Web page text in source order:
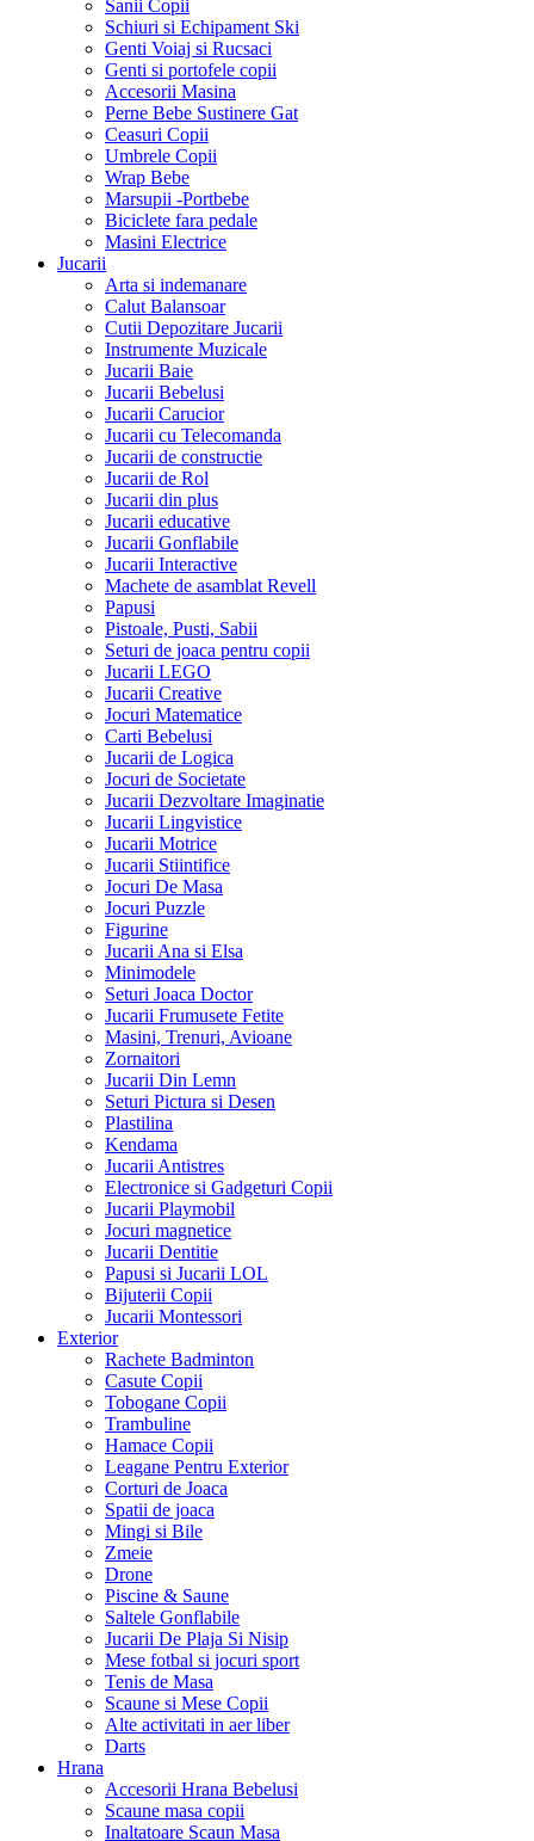
Sanii Copii
Schiuri si Echipament Ski
Genti Voiaj si Rucsaci
Genti si portofele copii
Accesorii Masina
Perne Bebe Sustinere Gat
Ceasuri Copii
Umbrele Copii
Wrap Bebe
Marsupii -Portbebe
Biciclete fara pedale
Masini Electrice
Jucarii
Arta si indemanare
Calut Balansoar
Cutii Depozitare Jucarii
Instrumente Muzicale
Jucarii Baie
Jucarii Bebelusi
Jucarii Carucior
Jucarii cu Telecomanda
Jucarii de constructie
Jucarii de Rol
Jucarii din plus
Jucarii educative
Jucarii Gonflabile
Jucarii Interactive
Machete de asamblat Revell
Papusi
Pistoale, Pusti, Sabii
Seturi de joaca pentru copii
Jucarii LEGO
Jucarii Creative
Jocuri Matematice
Carti Bebelusi
Jucarii de Logica
Jocuri de Societate
Jucarii Dezvoltare Imaginatie
Jucarii Lingvistice
Jucarii Motrice
Jucarii Stiintifice
Jocuri De Masa
Jocuri Puzzle
Figurine
Jucarii Ana si Elsa
Minimodele
Seturi Joaca Doctor
Jucarii Frumusete Fetite
Masini, Trenuri, Avioane
Zornaitori
Jucarii Din Lemn
Seturi Pictura si Desen
Plastilina
Kendama
Jucarii Antistres
Electronice si Gadgeturi Copii
Jucarii Playmobil
Jocuri magnetice
Jucarii Dentitie
Papusi si Jucarii LOL
Bijuterii Copii
Jucarii Montessori
Exterior
Rachete Badminton
Casute Copii
Tobogane Copii
Trambuline
Hamace Copii
Leagane Pentru Exterior
Corturi de Joaca
Spatii de joaca
Mingi si Bile
Zmeie
Drone
Piscine & Saune
Saltele Gonflabile
Jucarii De Plaja Si Nisip
Mese fotbal si jocuri sport
Tenis de Masa
Scaune si Mese Copii
Alte activitati in aer liber
Darts
Hrana
Accesorii Hrana Bebelusi
Scaune masa copii
Inaltatoare Scaun Masa